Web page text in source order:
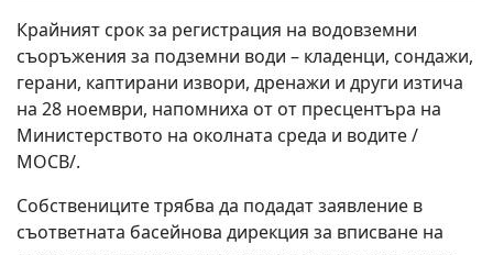
Крайният срок за регистрация на водовземни
съоръжения за подземни води – кладенци, сондажи,
герани, каптирани извори, дренажи и други изтича
на 28 ноември, напомниха от от пресцентъра на
Министерството на околната среда и водите /
МОСВ/.
Собствениците трябва да подадат заявление в
съответната басейнова дирекция за вписване на